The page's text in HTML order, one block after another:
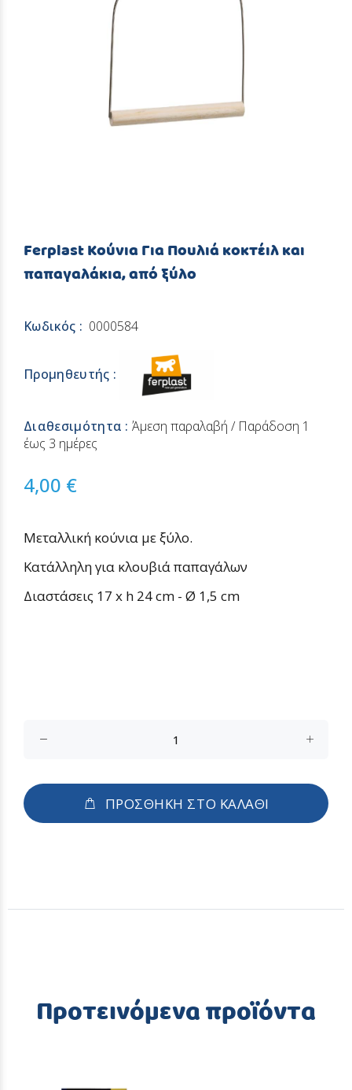
Ferplast Κούνια Για Πουλιά κοκτέιλ και
παπαγαλάκια, από ξύλο
Κωδικός : 0000584
Προμηθευτής :
Διαθεσιμότητα :Άμεση παραλαβή / Παράδoση 1
έως 3 ημέρες
4,00 €
Μεταλλική κούνια με ξύλο.
Κατάλληλη για κλουβιά παπαγάλων
Διαστάσεις 17 x h 24 cm - Ø 1,5 cm
ΠΡΟΣΘΗΚΗ ΣΤΟ ΚΑΛΑΘΙ
Προτεινόμενα προϊόντα